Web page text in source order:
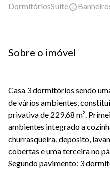
DormitóriosSuíte
Sobre o imóvel
Casa 3 dormitórios sendo
de vários ambientes,
privativa de 229,68 m².
ambientes integrado a
churrasqueira, deposito,
cobertas e uma terceira no
Segundo pavimento: 3